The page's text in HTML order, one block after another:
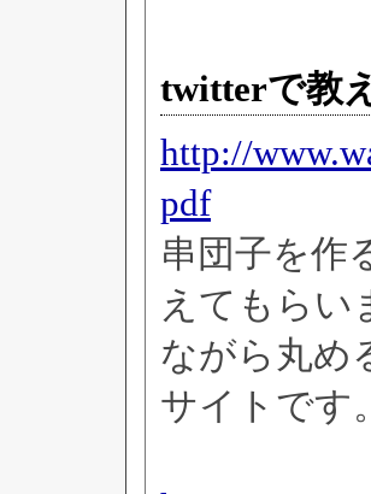
twitterで教
http://
pdf
串団子を作
えてもらい
ながら丸め
サイトです。